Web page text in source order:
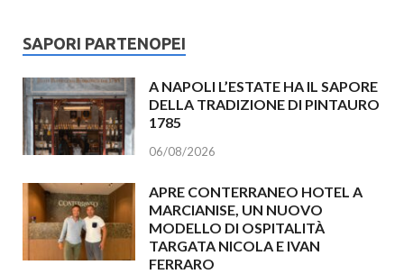
SAPORI PARTENOPEI
A NAPOLI L’ESTATE HA IL SAPORE
DELLA TRADIZIONE DI PINTAURO
1785
06/08/2026
APRE CONTERRANEO HOTEL A
MARCIANISE, UN NUOVO
MODELLO DI OSPITALITÀ
TARGATA NICOLA E IVAN
FERRARO